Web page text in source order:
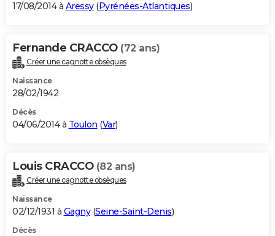
17/08/2014 à Aressy(Pyrénées-Atlantiques)
Fernande CRACCO (72 ans)
Créer une cagnotte obsèques
Naissance
28/02/1942
Décès
04/06/2014 à Toulon (Var)
Louis CRACCO (82 ans)
Créer une cagnotte obsèques
Naissance
02/12/1931 à Gagny(Seine-Saint-Denis)
Décès